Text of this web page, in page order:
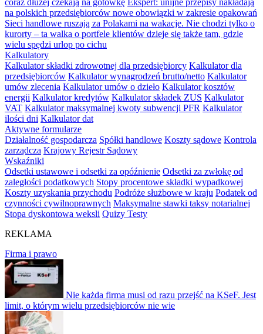
coraz dłużej czekają na gotówkę Ekspert: unijne przepisy nakładają
na polskich przedsiębiorców nowe obowiązki w zakresie opakowań
Sieci handlowe ruszają za Polakami na wakacje. Nie chodzi tylko o
kurorty – ta walka o portfele klientów dzieje się także tam, gdzie
wielu spędzi urlop po cichu
Kalkulatory
Kalkulator składki zdrowotnej dla przedsiębiorcy Kalkulator dla
przedsiębiorców Kalkulator wynagrodzeń brutto/netto Kalkulator
umów zlecenia Kalkulator umów o dzieło Kalkulator kosztów
energii Kalkulator kredytów Kalkulator składek ZUS Kalkulator
VAT Kalkulator maksymalnej kwoty subwencji PFR Kalkulator
ilości dni Kalkulator dat
Aktywne formularze
Działalność gospodarcza Spółki handlowe Koszty sądowe Kontrola
zarządcza Krajowy Rejestr Sądowy
Wskaźniki
Odsetki ustawowe i odsetki za opóźnienie Odsetki za zwłokę od
zaległości podatkowych Stopy procentowe składki wypadkowej
Koszty uzyskania przychodu Podróże służbowe w kraju Podatek od
czynności cywilnoprawnych Maksymalne stawki taksy notarialnej
Stopa dyskontowa weksli Quizy Testy
REKLAMA
Firma i prawo
Nie każda firma musi od razu przejść na KSeF. Jest
limit, o którym wielu przedsiębiorców nie wie